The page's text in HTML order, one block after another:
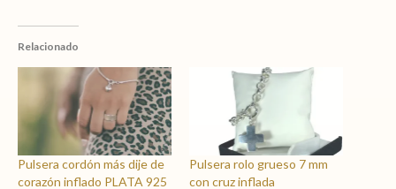
Relacionado
Pulsera cordón más dije de
corazón inflado PLATA 925
Pulsera rolo grueso 7 mm
con cruz inflada